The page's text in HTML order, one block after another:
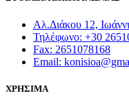
Αλ.Διάκου 12,
Τηλέφωνο: +30
Fax: 2651078168
Email:
ΧΡΗΣΙΜΑ